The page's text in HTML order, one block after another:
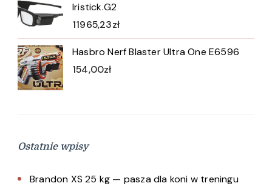
Iristick.G2
11965,23zł
Hasbro Nerf Blaster Ultra One E6596
154,00zł
Ostatnie wpisy
Brandon XS 25 kg — pasza dla koni w treningu